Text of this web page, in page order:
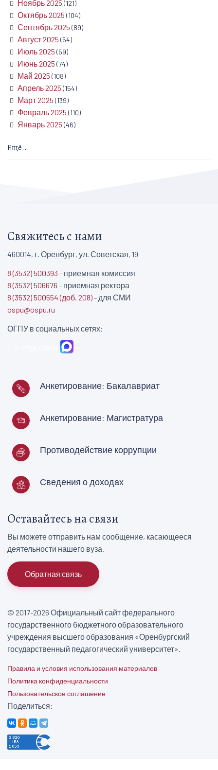
Ноябрь 2025 (121)
Октябрь 2025 (104)
Сентябрь 2025 (89)
Август 2025 (54)
Июль 2025 (59)
Июнь 2025 (74)
Май 2025 (108)
Апрель 2025 (154)
Март 2025 (139)
Февраль 2025 (110)
Январь 2025 (46)
Ещё...
Свяжитесь с нами
460014, г. Оренбург, ул. Советская, 19
8 (3532) 500393 - приемная комиссия
8 (3532) 506676 - приемная ректора
8 (3532) 500554 (доб. 208)- для СМИ
ospu@ospu.ru
ОГПУ в социальных сетях:
Анкетирование: Бакалавриат
Анкетирование: Магистратура
Противодействие коррупции
Сведения о доходах
Оставайтесь на связи
Вы можете отправить нам сообщение, касающееся
деятельности нашего вуза.
Обратная связь
© 2017-2026 Официальный сайт федерального
государственного бюджетного образовательного
учреждения высшего образования «Оренбургский
государственный педагогический университет».
Правила и условия использования материалов
Политика конфиденциальности
Пользовательское соглашение
Поделиться: